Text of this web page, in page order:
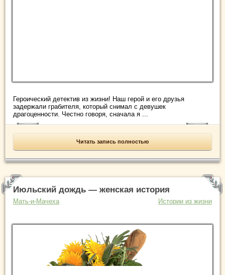
Героический детектив из жизни! Наш герой и его друзья
задержали грабителя, который снимал с девушек
драгоценности. Честно говоря, сначала я ...
Читать запись полностью
Июльский дождь — женская история
Мать-и-Мачеха Истории из жизни